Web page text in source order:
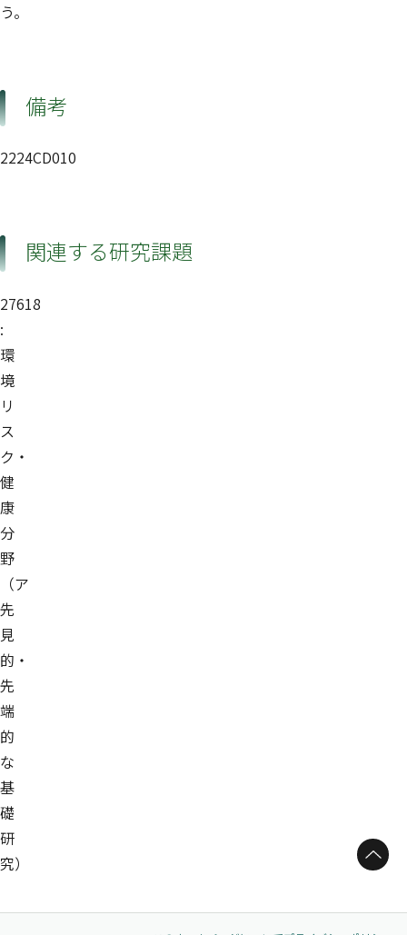
う。
備考
2224CD010
関連する研究課題
27618
:
環
境
リ
ス
ク・
健
康
分
野
（ア
先
見
的・
先
端
的
な
基
礎
研
究）
ページトップへ